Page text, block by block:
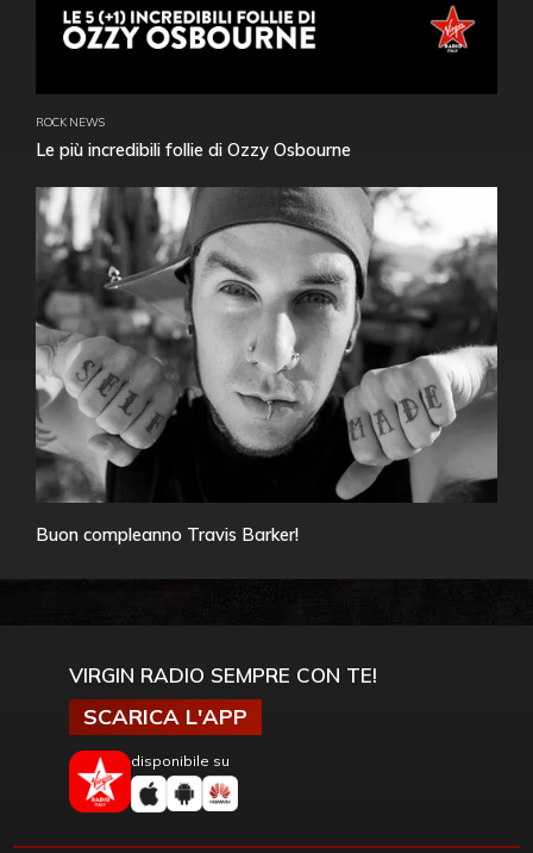
ROCK NEWS
Le più incredibili follie di Ozzy Osbourne
Buon compleanno Travis Barker!
VIRGIN RADIO SEMPRE CON TE!
SCARICA L'APP
disponibile su